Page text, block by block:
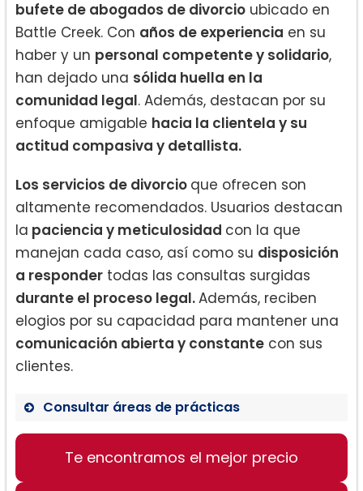
bufete de abogados de divorcio ubicado en
Battle Creek. Con años de experiencia en su
haber y un personal competente y solidario,
han dejado una sólida huella en la
comunidad legal. Además, destacan por su
enfoque amigable hacia la clientela y su
actitud compasiva y detallista.
Los servicios de divorcio que ofrecen son
altamente recomendados. Usuarios destacan
la paciencia y meticulosidad con la que
manejan cada caso, así como su disposición
a responder todas las consultas surgidas
durante el proceso legal.Además, reciben
elogios por su capacidad para mantener una
comunicación abierta y constante con sus
clientes.
Consultar áreas de prácticas
Derecho de divorcio
Manejo de la custodia de los hijos
Te encontramos el mejor precio